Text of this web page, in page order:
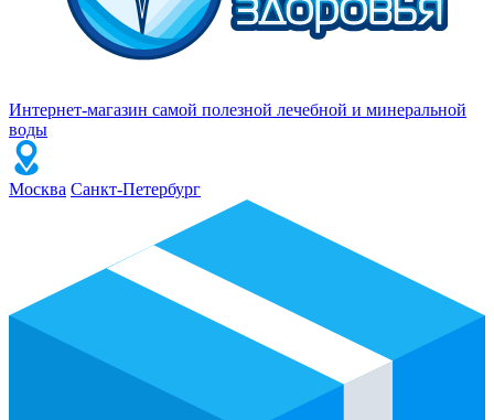
Интернет-магазин самой полезной лечебной и минеральной
воды
Москва Санкт-Петербург